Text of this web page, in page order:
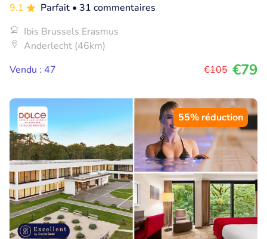
9.1 Parfait • 31 commentaires
Ibis Brussels Erasmus
Anderlecht (46km)
Vendu : 47
€105 €79
55% réduction